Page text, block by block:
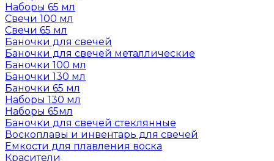
Наборы 65 мл
Свечи 100 мл
Свечи 65 мл
Баночки для свечей
Баночки для свечей металлические
Баночки 100 мл
Баночки 130 мл
Баночки 65 мл
Наборы 130 мл
Наборы 65мл
Баночки для свечей стеклянные
Воскоплавы и инвентарь для свечей
Емкости для плавления воска
Красители